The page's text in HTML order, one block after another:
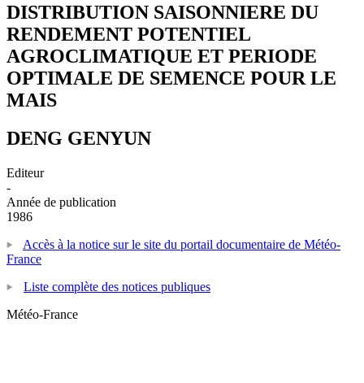
DISTRIBUTION SAISONNIERE DU
RENDEMENT POTENTIEL
AGROCLIMATIQUE ET PERIODE
OPTIMALE DE SEMENCE POUR LE
MAIS
DENG GENYUN
Editeur
-
Année de publication
1986
Accès à la notice sur le site du portail documentaire de Météo-
France
Liste complète des notices publiques
Météo-France